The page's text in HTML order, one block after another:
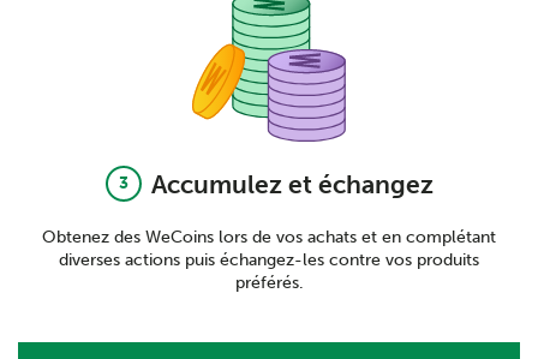
3 Accumulez et échangez
Obtenez des WeCoins lors de vos achats et en complétant
diverses actions puis échangez-les contre vos produits
préférés.